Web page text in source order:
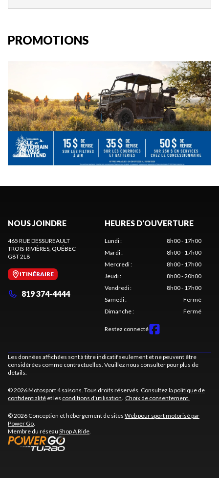
PROMOTIONS
NOUS JOINDRE
465 RUE DESSUREAULT
TROIS-RIVIÈRES, QUÉBEC
G8T 2L8
ITINÉRAIRE
819 374-4444
HEURES D'OUVERTURE
Lundi:
8h00 - 17h00
Mardi:
8h00 - 17h00
Mercredi:
8h00 - 17h00
Jeudi:
8h00 - 20h00
Vendredi:
8h00 - 17h00
Samedi:
Fermé
Dimanche: Fermé
Restez connecté
Les données affichées sont à titre indicatif seulement et ne peuvent être
considérées comme contractuelles. Veuillez nous consulter pour plus de
détails.
© 2026 Motosport 4 saisons. Tous droits réservés. Consultez la politique de
confidentialité et les conditions d'utilisation. Choix de consentement.
© 2026 Conception et hébergement de sites Web pour sport motorisé par
Power Go.
Membre du réseau Shop A Ride.